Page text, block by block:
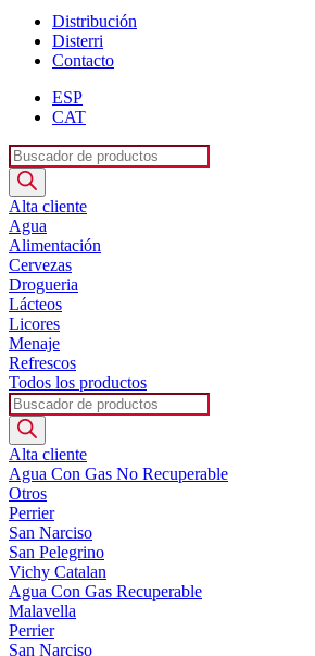
Distribución
Disterri
Contacto
ESP
CAT
Búsqueda
de
productos
Alta cliente
Agua
Alimentación
Cervezas
Drogueria
Lácteos
Licores
Menaje
Refrescos
Todos los productos
Búsqueda
de
productos
Alta cliente
Agua Con Gas No Recuperable
Otros
Perrier
San Narciso
San Pelegrino
Vichy Catalan
Agua Con Gas Recuperable
Malavella
Perrier
San Narciso